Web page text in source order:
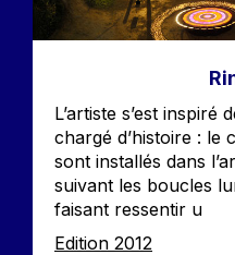
Accroche
L’artiste s’est inspiré
chargé d’histoire : le
sont installés dans
suivant les boucles
faisant ressentir u
Edition
Edition 2012